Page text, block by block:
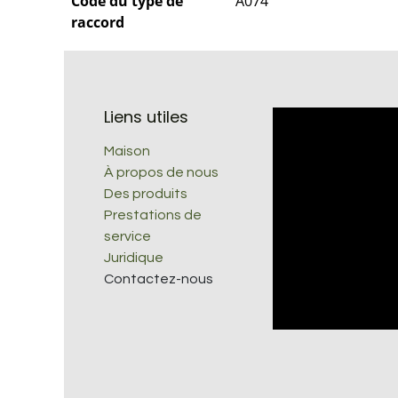
raccord
Liens utiles
Maison
À propos de nous
Des produits
Prestations de
service
Juridique
Contactez-nous